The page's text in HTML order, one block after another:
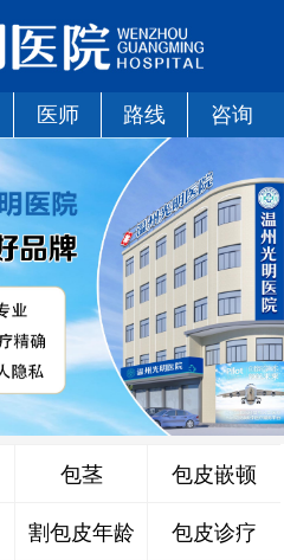
医师 路线 咨询
包茎
割包皮年龄
包皮嵌顿
包皮诊疗